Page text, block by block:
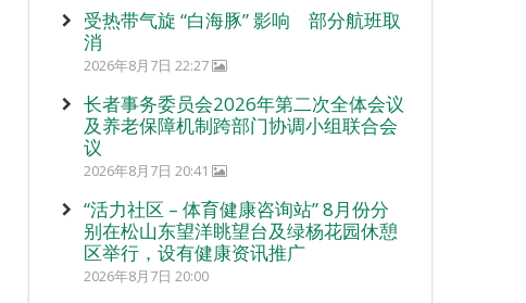
受热带气旋 “白海豚” 影响 部分航班取
消
2026年8月7日 22:27
长者事务委员会2026年第二次全体会议
及养老保障机制跨部门协调小组联合会
议
2026年8月7日 20:41
“活力社区 – 体育健康咨询站” 8月份分
别在松山东望洋眺望台及绿杨花园休憩
区举行，设有健康资讯推广
2026年8月7日 20:00